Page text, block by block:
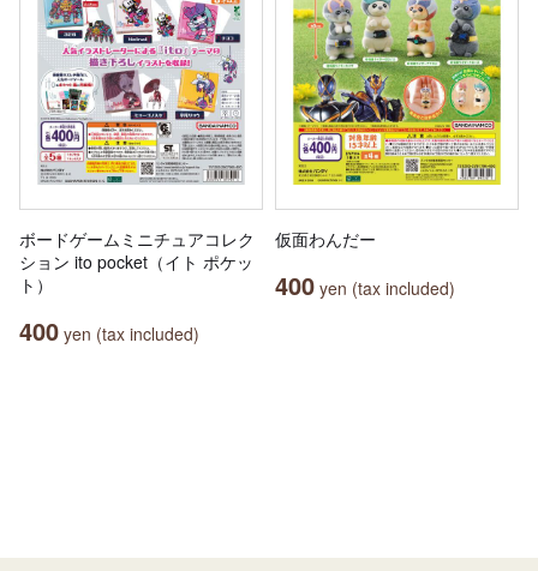
ボードゲームミニチュアコレク
ション ito pocket（イト ポケッ
ト）
400 yen (tax included)
仮面わんだー
400 yen (tax included)